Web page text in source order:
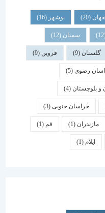
بوشهر
سمنان (12)
(9) قزوین
(5)
(4)
جنوبی(3)
(1) قم